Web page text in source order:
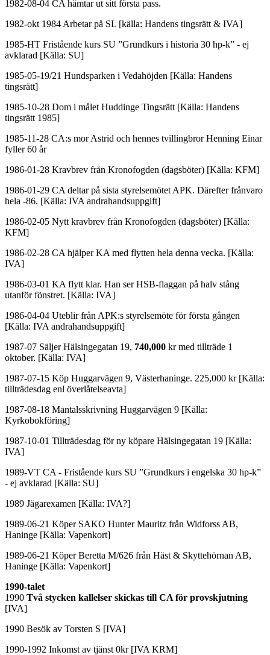
1982-08-04 CA hämtar ut sitt första pass.
1982-okt 1984 Arbetar på SL [källa: Handens tingsrätt & IVA]
1985-HT Fristående kurs SU ”Grundkurs i historia 30 hp-k” - ej
avklarad [Källa: SU]
1985-05-19/21 Hundsparken i Vedahöjden [Källa: Handens
tingsrätt]
1985-10-28 Dom i målet Huddinge Tingsrätt [Källa: Handens
tingsrätt 1985]
1985-11-28 CA:s mor Astrid och hennes tvillingbror Henning Einar
fyller 60 år
1986-01-28 Kravbrev från Kronofogden (dagsböter) [Källa: KFM]
1986-01-29 CA deltar på sista styrelsemötet APK. Därefter frånvaro
hela -86. [Källa: IVA andrahandsuppgift]
1986-02-05 Nytt kravbrev från Kronofogden (dagsböter) [Källa:
KFM]
1986-02-28 CA hjälper KA med flytten hela denna vecka. [Källa:
IVA]
1986-03-01 KA flytt klar. Han ser HSB-flaggan på halv stång
utanför fönstret. [Källa: IVA]
1986-04-04 Uteblir från APK:s styrelsemöte för första gången
[Källa: IVA andrahandsuppgift]
1987-07 Säljer Hälsingegatan 19, 740,000 kr med tillträde 1
oktober. [Källa: IVA]
1987-07-15 Köp Huggarvägen 9, Västerhaninge. 225,000 kr [Källa:
tillträdesdag enl överlåtelseavta]
1987-08-18 Mantalsskrivning Huggarvägen 9 [Källa:
Kyrkobokföring]
1987-10-01 Tillträdesdag för ny köpare Hälsingegatan 19 [Källa:
IVA]
1989-VT CA - Fristående kurs SU ”Grundkurs i engelska 30 hp-k”
- ej avklarad [Källa: SU]
1989 Jägarexamen [Källa: IVA?]
1989-06-21 Köper SAKO Hunter Mauritz från Widforss AB,
Haninge [Källa: Vapenkort]
1989-06-21 Köper Beretta M/626 från Häst & Skyttehörnan AB,
Haninge [Källa: Vapenkort]
1990-talet
1990 Två stycken kallelser skickas till CA för provskjutning
[IVA]
1990 Besök av Torsten S [IVA]
1990-1992 Inkomst av tjänst 0kr [IVA KRM]